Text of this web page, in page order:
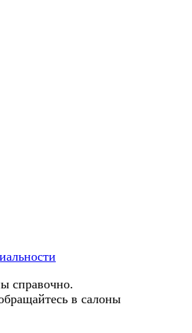
справочно.
в салоны